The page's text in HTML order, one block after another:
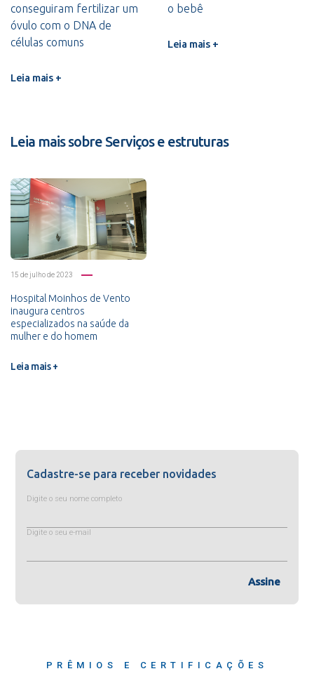
conseguiram fertilizar um
óvulo com o DNA de
células comuns
Leia mais +
o bebê
Leia mais +
Leia mais sobre Serviços e estruturas
15 de julho de 2023
Hospital Moinhos de Vento
inaugura centros
especializados na saúde da
mulher e do homem
Leia mais +
Cadastre-se para receber novidades
Digite o seu nome completo
Digite o seu e-mail
Assine
PRÊMIOS E CERTIFICAÇÕES